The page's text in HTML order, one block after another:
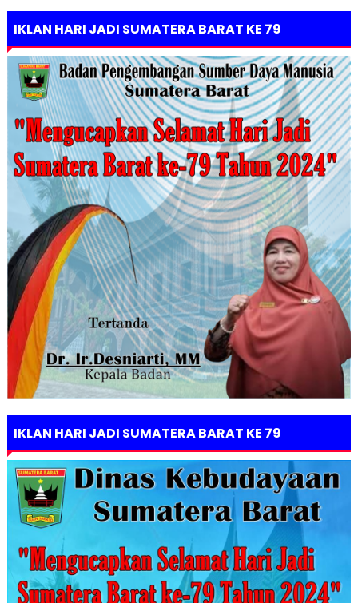
IKLAN HARI JADI SUMATERA BARAT KE 79
IKLAN HARI JADI SUMATERA BARAT KE 79